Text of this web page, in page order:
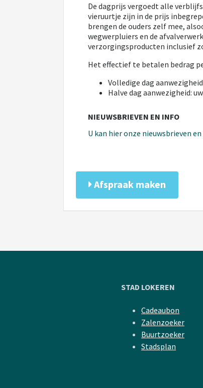
De dagprijs vergoedt alle
vieruurtje zijn in de prijs
brengen de ouders zelf mee,
wegwerpluiers en de
verzorgingsproducten inclusief
Het effectief te betalen bedrag
Volledige dag
Halve dag aanwezigheid:
NIEUWSBRIEVEN EN INFO
U kan hier onze nieuwsbrieven
Afspraak maken
STAD LOKEREN
Cadeaubon
Zalenzoeker
Buurtzoeker
Stadsplan